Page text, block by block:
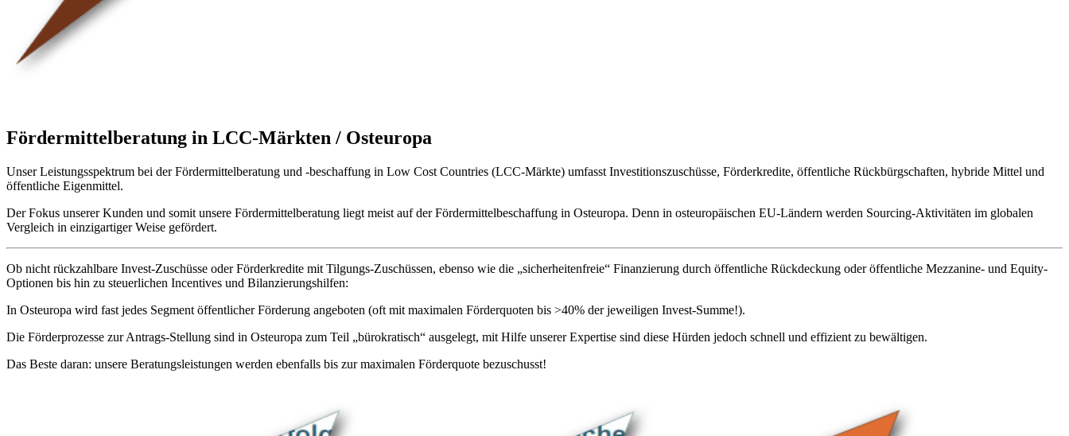
Fördermittelberatung in LCC-Märkten / Osteuropa
Unser Leistungsspektrum bei der Fördermittelberatung und -beschaffung in Low Cost Countries (LCC-Märkte) umfasst Investitionszuschüsse, Förderkredite, öffentliche Rückbürgschaften, hybride Mittel und
öffentliche Eigenmittel.
Der Fokus unserer Kunden und somit unsere Fördermittelberatung liegt meist auf der Fördermittelbeschaffung in Osteuropa. Denn in osteuropäischen EU-Ländern werden Sourcing-Aktivitäten im globalen
Vergleich in einzigartiger Weise gefördert.
Ob nicht rückzahlbare Invest-Zuschüsse oder Förderkredite mit Tilgungs-Zuschüssen, ebenso wie die „sicherheitenfreie“ Finanzierung durch öffentliche Rückdeckung oder öffentliche Mezzanine- und Equity-
Optionen bis hin zu steuerlichen Incentives und Bilanzierungshilfen:
In Osteuropa wird fast jedes Segment öffentlicher Förderung angeboten (oft mit maximalen Förderquoten bis >40% der jeweiligen Invest-Summe!).
Die Förderprozesse zur Antrags-Stellung sind in Osteuropa zum Teil „bürokratisch“ ausgelegt, mit Hilfe unserer Expertise sind diese Hürden jedoch schnell und effizient zu bewältigen.
Das Beste daran: unsere Beratungsleistungen werden ebenfalls bis zur maximalen Förderquote bezuschusst!